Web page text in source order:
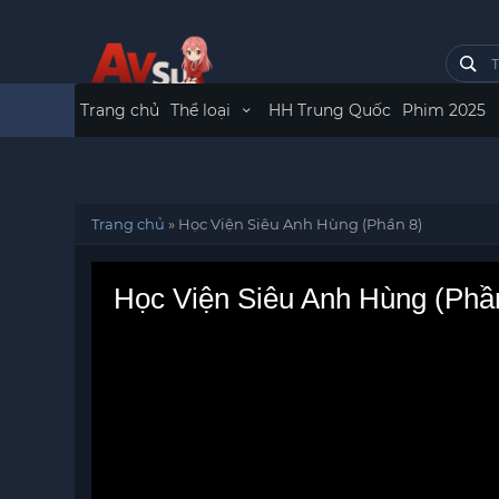
Trang chủ Thể loại HH Trung Quốc Phim 2025
Trang chủ » Học Viện Siêu Anh Hùng (Phần 8)
Học Viện Siêu Anh Hùng